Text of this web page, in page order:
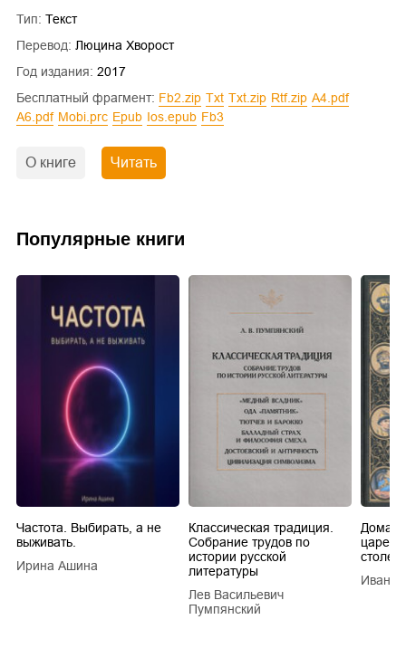
Тип: Текст
Перевод: Люцина Хворост
Год издания: 2017
Бесплатный фрагмент:
fb2.zip txt txt.zip rtf.zip
a4.pdf
a6.pdf
mobi.prc epub ios.epub fb3
О книге Читать
Популярные книги
Частота. Выбирать, а не
выживать.
Ирина Ашина
Классическая традиция.
Собрание трудов по
истории русской
литературы
Лев Васильевич
Пумпянский
царей
Иван